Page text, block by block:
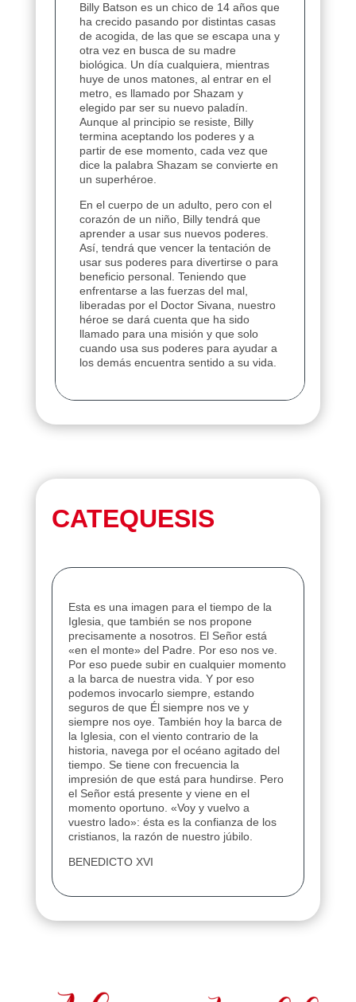
Billy Batson es un chico de 14 años que
ha crecido pasando por distintas casas
de acogida, de las que se escapa una y
otra vez en busca de su madre
biológica. Un día cualquiera, mientras
huye de unos matones, al entrar en el
metro, es llamado por Shazam y
elegido par ser su nuevo paladín.
Aunque al principio se resiste, Billy
termina aceptando los poderes y a
partir de ese momento, cada vez que
dice la palabra Shazam se convierte en
un superhéroe.
En el cuerpo de un adulto, pero con el
corazón de un niño, Billy tendrá que
aprender a usar sus nuevos poderes.
Así, tendrá que vencer la tentación de
usar sus poderes para divertirse o para
beneficio personal. Teniendo que
enfrentarse a las fuerzas del mal,
liberadas por el Doctor Sivana, nuestro
héroe se dará cuenta que ha sido
llamado para una misión y que solo
cuando usa sus poderes para ayudar a
los demás encuentra sentido a su vida.
CATEQUESIS
Esta es una imagen para el tiempo de la
Iglesia, que también se nos propone
precisamente a nosotros. El Señor está
«en el monte» del Padre. Por eso nos ve.
Por eso puede subir en cualquier momento
a la barca de nuestra vida. Y por eso
podemos invocarlo siempre, estando
seguros de que Él siempre nos ve y
siempre nos oye. También hoy la barca de
la Iglesia, con el viento contrario de la
historia, navega por el océano agitado del
tiempo. Se tiene con frecuencia la
impresión de que está para hundirse. Pero
el Señor está presente y viene en el
momento oportuno. «Voy y vuelvo a
vuestro lado»: ésta es la confianza de los
cristianos, la razón de nuestro júbilo.
BENEDICTO XVI